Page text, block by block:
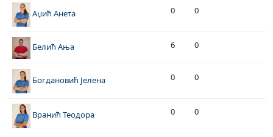
Аџић Анета 0 0
Белић Ања 6 0
Богдановић Јелена 0 0
Вранић Теодора 0 0